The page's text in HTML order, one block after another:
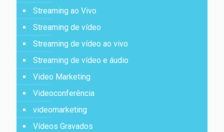
Streaming ao Vivo
Streaming de vídeo
Streaming de vídeo ao vivo
Streaming de vídeo e áudio
Video Marketing
Videoconferência
videomarketing
Vídeos Gravados